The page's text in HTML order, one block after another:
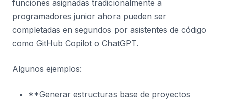
funciones asignadas tradicionalmente a
programadores junior ahora pueden ser
completadas en segundos por asistentes de código
como GitHub Copilot o ChatGPT.
Algunos ejemplos:
**Generar estructuras base de proyectos